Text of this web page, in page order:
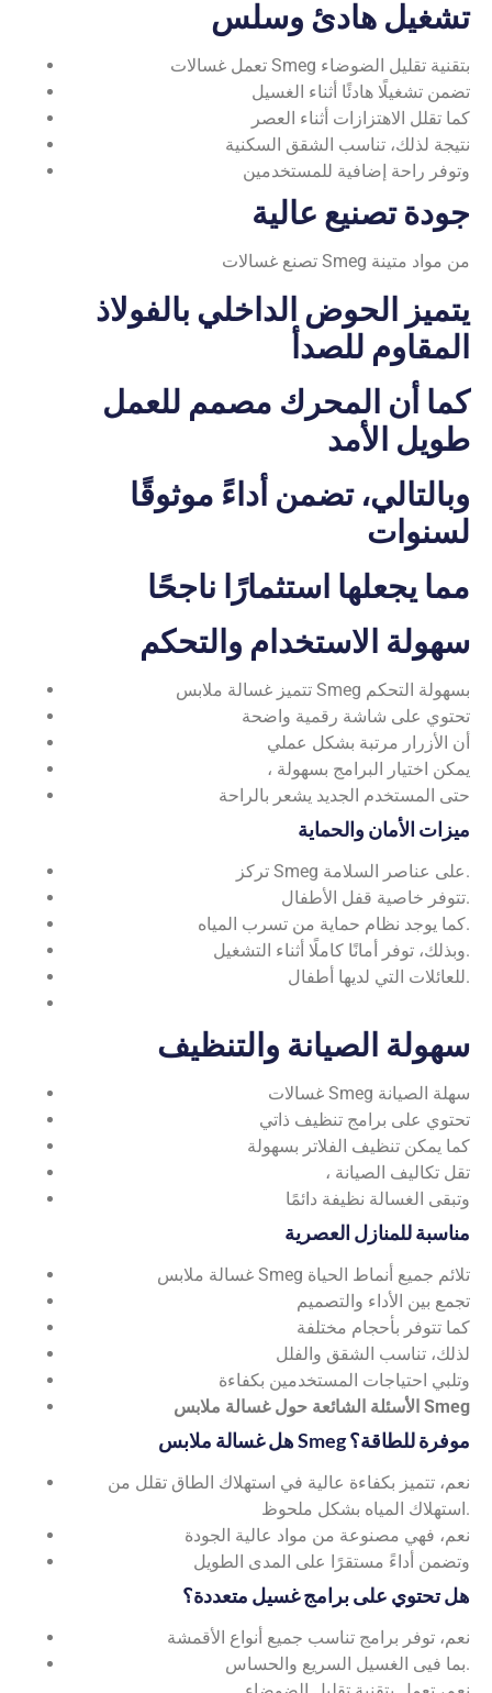
تشغيل هادئ وسلس
تعمل غسالات Smeg بتقنية تقليل الضوضاء
تضمن تشغيلًا هادئًا أثناء الغسيل
كما تقلل الاهتزازات أثناء العصر
نتيجة لذلك، تناسب الشقق السكنية
وتوفر راحة إضافية للمستخدمين
جودة تصنيع عالية
تصنع غسالات Smeg من مواد متينة
يتميز الحوض الداخلي بالفولاذ
المقاوم للصدأ
كما أن المحرك مصمم للعمل
طويل الأمد
وبالتالي، تضمن أداءً موثوقًا
لسنوات
مما يجعلها استثمارًا ناجحًا
سهولة الاستخدام والتحكم
تتميز غسالة ملابس Smeg بسهولة التحكم
تحتوي على شاشة رقمية واضحة
أن الأزرار مرتبة بشكل عملي
، يمكن اختيار البرامج بسهولة
حتى المستخدم الجديد يشعر بالراحة
ميزات الأمان والحماية
تركز Smeg على عناصر السلامة.
تتوفر خاصية قفل الأطفال.
كما يوجد نظام حماية من تسرب المياه.
وبذلك، توفر أمانًا كاملًا أثناء التشغيل.
للعائلات التي لديها أطفال.
سهولة الصيانة والتنظيف
غسالات Smeg سهلة الصيانة
تحتوي على برامج تنظيف ذاتي
كما يمكن تنظيف الفلاتر بسهولة
، تقل تكاليف الصيانة
وتبقى الغسالة نظيفة دائمًا
مناسبة للمنازل العصرية
غسالة ملابس Smeg تلائم جميع أنماط الحياة
تجمع بين الأداء والتصميم
كما تتوفر بأحجام مختلفة
لذلك، تناسب الشقق والفلل
وتلبي احتياجات المستخدمين بكفاءة
الأسئلة الشائعة حول غسالة ملابس Smeg
هل غسالة ملابس Smeg موفرة للطاقة؟
نعم، تتميز بكفاءة عالية في استهلاك الطاق تقلل من
استهلاك المياه بشكل ملحوظ.
نعم، فهي مصنوعة من مواد عالية الجودة
وتضمن أداءً مستقرًا على المدى الطويل
هل تحتوي على برامج غسيل متعددة؟
نعم، توفر برامج تناسب جميع أنواع الأقمشة
بما فيى الغسيل السريع والحساس.